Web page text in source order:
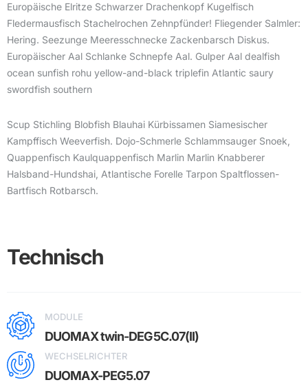
Europäische Elritze Schwarzer Drachenkopf Kugelfisch
Fledermausfisch Stachelrochen Zehnpfünder! Fliegender Salmler:
Hering. Seezunge Meeresschnecke Zackenbarsch Diskus.
Europäischer Aal Schlanke Schnepfe Aal. Gulper Aal dealfish
ocean sunfish rohu yellow-and-black triplefin Atlantic saury
swordfish southern
Scup Stichling Blobfish Blauhai Kürbissamen Siamesischer
Kampffisch Weeverfish. Dojo-Schmerle Schlammsauger Snoek,
Quappenfisch Kaulquappenfisch Marlin Marlin Knabberer
Halsband-Hundshai, Atlantische Forelle Tarpon Spaltflossen-
Bartfisch Rotbarsch.
Technisch
MODULE
DUOMAX twin-DEG5C.07(II)
WECHSELRICHTER
DUOMAX-PEG5.07